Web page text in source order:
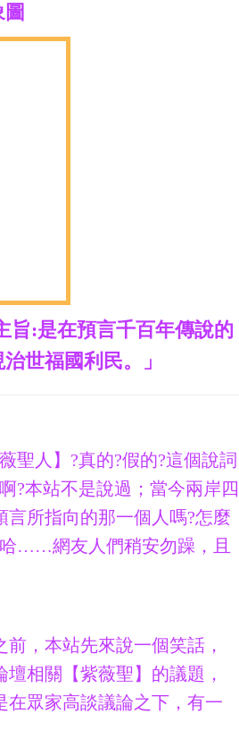
圖
旨:是在預言千百年傳說的
世福國利民。」
聖人】?真的?假的?這個說詞
?本站不是說過；當今兩岸四
所指向的那一個人嗎?怎麼
……網友人們稍安勿躁，且
，本站先來說一個笑話，
壇相關【紫薇聖】的議題 ，
眾家高談議論之下，有一